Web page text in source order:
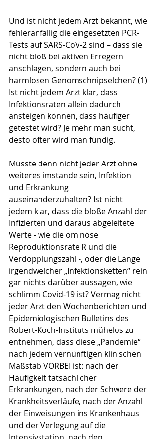
Und ist nicht jedem Arzt bekannt, wie
fehleranfällig die eingesetzten PCR-
Tests auf SARS-CoV-2 sind – dass sie
nicht bloß bei aktiven Erregern
anschlagen, sondern auch bei
harmlosen Genomschnipselchen? (1)
Ist nicht jedem Arzt klar, dass
Infektionsraten allein dadurch
ansteigen können, dass häufiger
getestet wird? Je mehr man sucht,
desto öfter wird man fündig.
Müsste denn nicht jeder Arzt ohne
weiteres imstande sein, Infektion
und Erkrankung
auseinanderzuhalten? Ist nicht
jedem klar, dass die bloße Anzahl der
Infizierten und daraus abgeleitete
Werte - wie die ominöse
Reproduktionsrate R und die
Verdopplungszahl -, oder die Länge
irgendwelcher „Infektionsketten“ rein
gar nichts darüber aussagen, wie
schlimm Covid-19 ist? Vermag nicht
jeder Arzt den Wochenberichten und
Epidemiologischen Bulletins des
Robert-Koch-Instituts mühelos zu
entnehmen, dass diese „Pandemie“
nach jedem vernünftigen klinischen
Maßstab VORBEI ist: nach der
Häufigkeit tatsächlicher
Erkrankungen, nach der Schwere der
Krankheitsverläufe, nach der Anzahl
der Einweisungen ins Krankenhaus
und der Verlegung auf die